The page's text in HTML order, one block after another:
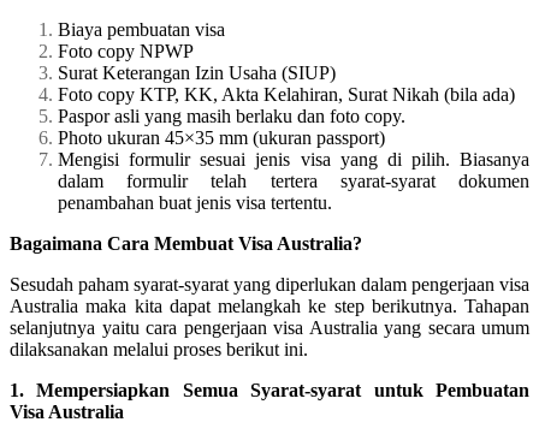
Biaya pembuatan visa
Foto copy NPWP
Surat Keterangan Izin Usaha (SIUP)
Foto copy KTP, KK, Akta Kelahiran, Surat Nikah (bila ada)
Paspor asli yang masih berlaku dan foto copy.
Photo ukuran 45×35 mm (ukuran passport)
Mengisi formulir sesuai jenis visa yang di pilih. Biasanya
dalam formulir telah tertera syarat-syarat dokumen
penambahan buat jenis visa tertentu.
Bagaimana Cara Membuat Visa Australia?
Sesudah paham syarat-syarat yang diperlukan dalam pengerjaan visa
Australia maka kita dapat melangkah ke step berikutnya. Tahapan
selanjutnya yaitu cara pengerjaan visa Australia yang secara umum
dilaksanakan melalui proses berikut ini.
1. Mempersiapkan Semua Syarat-syarat untuk Pembuatan
Visa Australia